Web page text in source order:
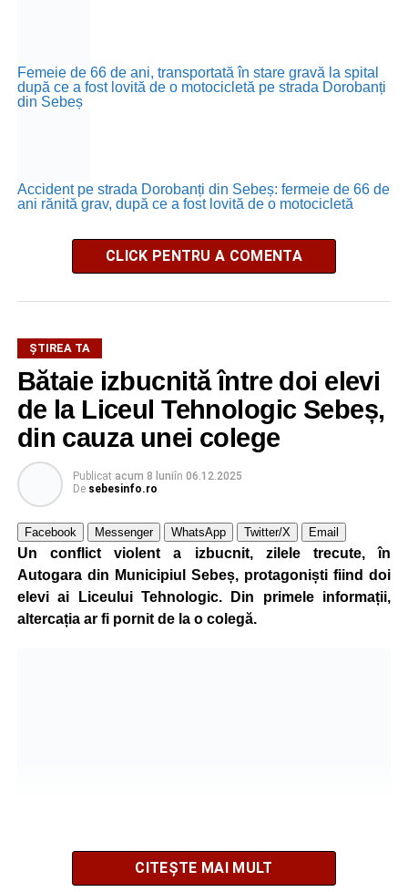
Femeie de 66 de ani, transportată în stare gravă la spital
după ce a fost lovită de o motocicletă pe strada Dorobanți
din Sebeș
Accident pe strada Dorobanți din Sebeș: fermeie de 66 de
ani rănită grav, după ce a fost lovită de o motocicletă
CLICK PENTRU A COMENTA
ŞTIREA TA
Bătaie izbucnită între doi elevi
de la Liceul Tehnologic Sebeș,
din cauza unei colege
Publicat acum 8 luniîn 06.12.2025
De sebesinfo.ro
Facebook Messenger WhatsApp Twitter/X Email
Un conflict violent a izbucnit, zilele trecute, în
Autogara din Municipiul Sebeș, protagoniști fiind doi
elevi ai Liceului Tehnologic. Din primele informații,
altercația ar fi pornit de la o colegă.
CITEȘTE MAI MULT